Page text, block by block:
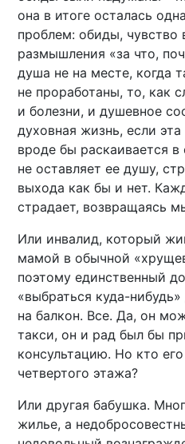
она в итоге осталась
проблем: обиды, чувство
размышления «за что,
душа не на месте, когда
не проработаны, то, как
и болезни, и душевное
духовная жизнь, если
вроде бы раскаивается
не оставляет ее душу,
выхода как бы и нет.
страдает, возвращаясь
Или инвалид, который
мамой в обычной
поэтому единственный
«выбраться куда-
на балкон. Все. Да, он
такси, он и рад был бы
консультацию. Но кто
четвертого этажа?
Или другая бабушка.
жилье, а